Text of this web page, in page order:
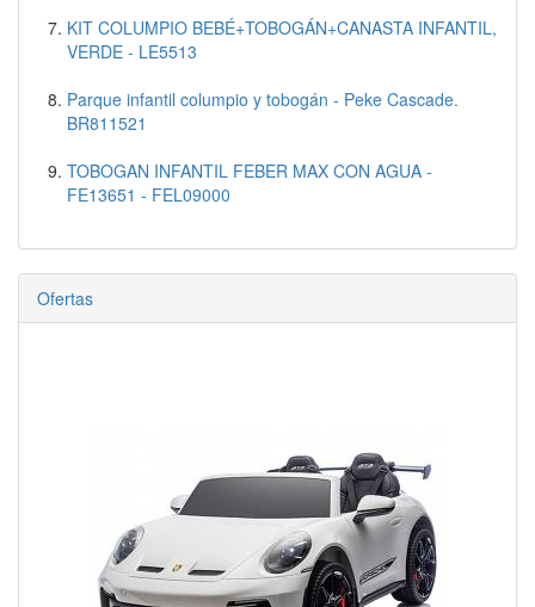
KIT COLUMPIO BEBÉ+TOBOGÁN+CANASTA INFANTIL,
VERDE - LE5513
Parque infantil columpio y tobogán - Peke Cascade.
BR811521
TOBOGAN INFANTIL FEBER MAX CON AGUA -
FE13651 - FEL09000
Ofertas